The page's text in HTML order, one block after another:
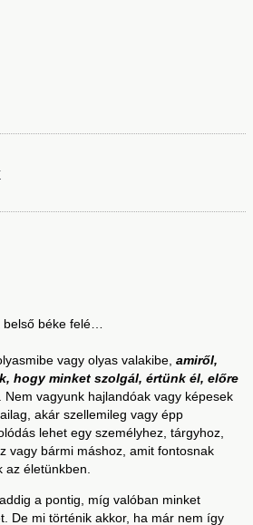
béke felé…
vagy olyas valakibe,amiről,
hogy minket szolgál, értünk él, előre
. Nem vagyunk hajlandóak vagy képesek
akár szellemileg vagy épp
lehet egy személyhez, tárgyhoz,
vagy bármi máshoz, amit fontosnak
életünkben.
a pontig, míg valóban minket
De mi történik akkor, ha már nem így